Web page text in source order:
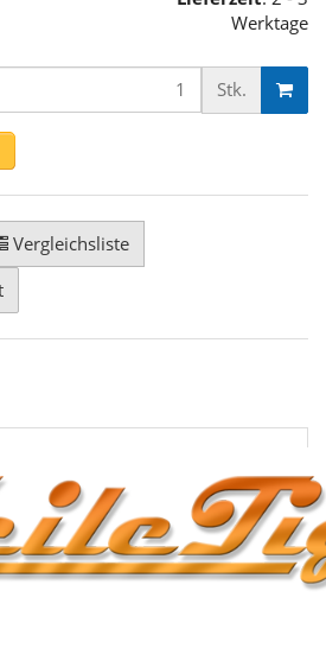
Werktage
Stk.
Vergleichsliste